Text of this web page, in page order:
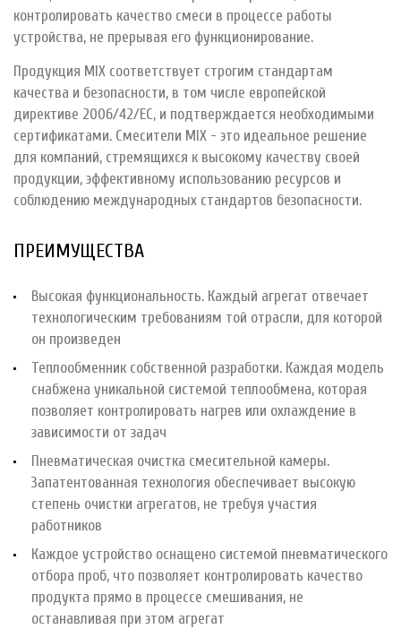
контролировать качество смеси в процессе работы
устройства, не прерывая его функционирование.
Продукция MIX соответствует строгим стандартам
качества и безопасности, в том числе европейской
директиве 2006/42/ЕС, и подтверждается необходимыми
сертификатами. Смесители MIX - это идеальное решение
для компаний, стремящихся к высокому качеству своей
продукции, эффективному использованию ресурсов и
соблюдению международных стандартов безопасности.
ПРЕИМУЩЕСТВА
Высокая функциональность. Каждый агрегат отвечает
технологическим требованиям той отрасли, для которой
он произведен
Теплообменник собственной разработки. Каждая модель
снабжена уникальной системой теплообмена, которая
позволяет контролировать нагрев или охлаждение в
зависимости от задач
Пневматическая очистка смесительной камеры.
Запатентованная технология обеспечивает высокую
степень очистки агрегатов, не требуя участия
работников
Каждое устройство оснащено системой пневматического
отбора проб, что позволяет контролировать качество
продукта прямо в процессе смешивания, не
останавливая при этом агрегат